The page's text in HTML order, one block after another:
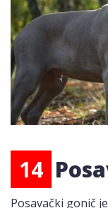
14
Posavački gonič